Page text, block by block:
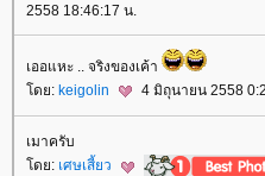
2558 18:46:17 น.
เออแหะ .. จริงของเค้า
ดย: keigolin 4 มิถุนายน 2558
เมาครับ
ดย: เศษเสี้ยว